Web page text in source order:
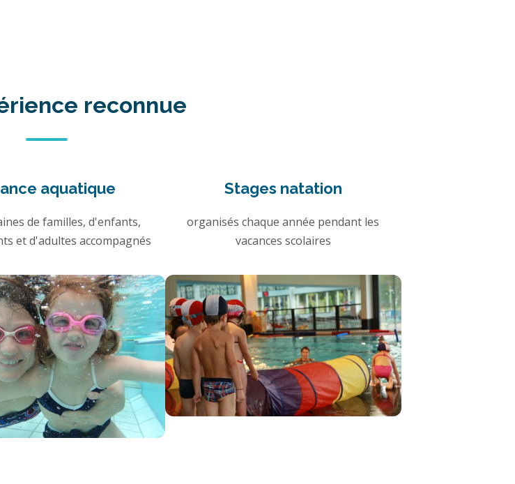
reconnue
aquatique
de familles, d'enfants,
et d'adultes accompagnés
Stages natation
organisés chaque année pendant les
vacances scolaires